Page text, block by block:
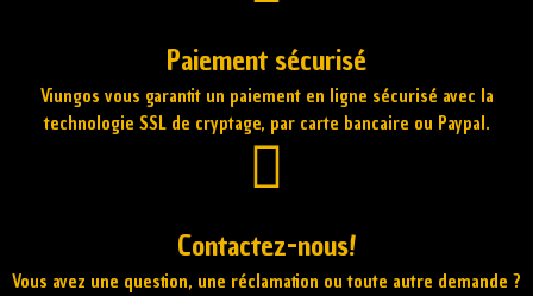
Paiement sécurisé
Viungos vous garantit un paiement en ligne sécurisé avec la
technologie SSL de cryptage, par carte bancaire ou Paypal.
Contactez-nous!
Vous avez une question, une réclamation ou toute autre demande ?